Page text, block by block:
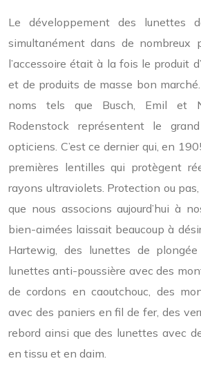
Le développement des lunettes
simultanément dans de nombreux
l’accessoire était à la fois le produit
et de produits de masse bon
noms tels que Busch, Emil et
Rodenstock représentent le
opticiens. C’est ce dernier qui, en
premières lentilles qui protègent
rayons ultraviolets. Protection ou
que nous associons aujourd’hui à
bien-aimées laissait beaucoup à
Hartewig, des lunettes de
lunettes anti-poussière avec des
de cordons en caoutchouc, des
avec des paniers en fil de fer, des
rebord ainsi que des lunettes avec
en tissu et en daim.